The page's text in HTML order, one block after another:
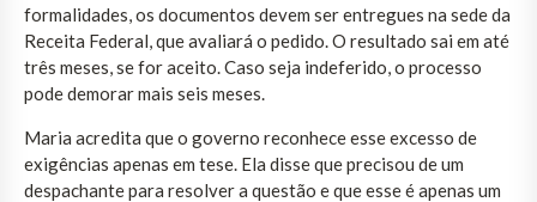
formalidades, os documentos devem ser entregues na sede da
Receita Federal, que avaliará o pedido. O resultado sai em até
três meses, se for aceito. Caso seja indeferido, o processo
pode demorar mais seis meses.
Maria acredita que o governo reconhece esse excesso de
exigências apenas em tese. Ela disse que precisou de um
despachante para resolver a questão e que esse é apenas um